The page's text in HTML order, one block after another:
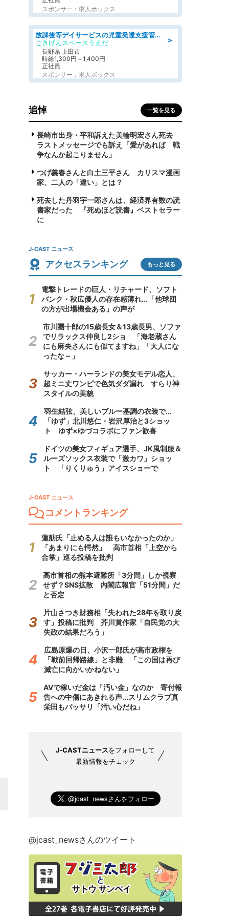
スポンサー：求人ボックス
＞
放課後等デイサービスの児童発達支援管理責任者
ごきげんスペースうえだ
長野県 上田市
時給1,300円～1,400円
正社員
スポンサー：求人ボックス
追悼 一覧を見る
長崎市出身・平和訴えた美輪明宏さん死去
ラストメッセージでも訴え「愛があれば 戦
争なんか起こりません」
つげ義春さんと白土三平さん カリスマ漫画
家、二人の「違い」とは？
死去した丹羽宇一郎さんは、経済界有数の読
書家だった 『死ぬほど読書』ベストセラー
に
J-CAST ニュース
アクセスランキング もっと見る
電撃トレードの巨人・リチャード、ソフト
バンク・秋広優人の存在感薄れ...「他球団
の方が出場機会ある」の声が
市川團十郎の15歳長女＆13歳長男、ソファ
でリラックス仲良し2ショ 「海老蔵さん
にも麻央さんにも似てますね」「大人にな
ったな～」
サッカー・ハーランドの美女モデル恋人、
超ミニ丈ワンピで色気ダダ漏れ すらり神
スタイルの美貌
羽生結弦、美しいブルー基調の衣装で...
「ゆず」北川悠仁・岩沢厚治と3ショッ
ト ゆず×ゆづコラボにファン歓喜
ドイツの美女フィギュア選手、JK風制服＆
ルーズソックス衣装で「激カワ」ショッ
ト 「りくりゅう」アイスショーで
J-CAST ニュース
コメントランキング
蓮舫氏「止める人は誰もいなかったのか」
「あまりにも愕然」 高市首相「上空から
合掌」巡る投稿を批判
高市首相の熊本避難所「3分間」しか視察
せず？SNS拡散 内閣広報官「51分間」だ
と否定
片山さつき財務相「失われた28年を取り戻
す」投稿に批判 芥川賞作家「自民党の大
失政の結果だろう」
広島原爆の日、小沢一郎氏が高市政権を
「戦前回帰路線」と非難 「この国は再び
滅亡に向かいかねない」
AVで稼いだ金は「汚い金」なのか 寄付報
告への中傷にあきれる声...スリムクラブ真
栄田もバッサリ「汚い心だね」
J-CASTニュースをフォローして
最新情報をチェック
@jcast_newsさんのツイート